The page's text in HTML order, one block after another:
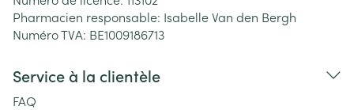
Pharmacien responsable: Isabelle Van den Bergh
Numéro TVA: BE1009186713
Service à la clientèle
FAQ